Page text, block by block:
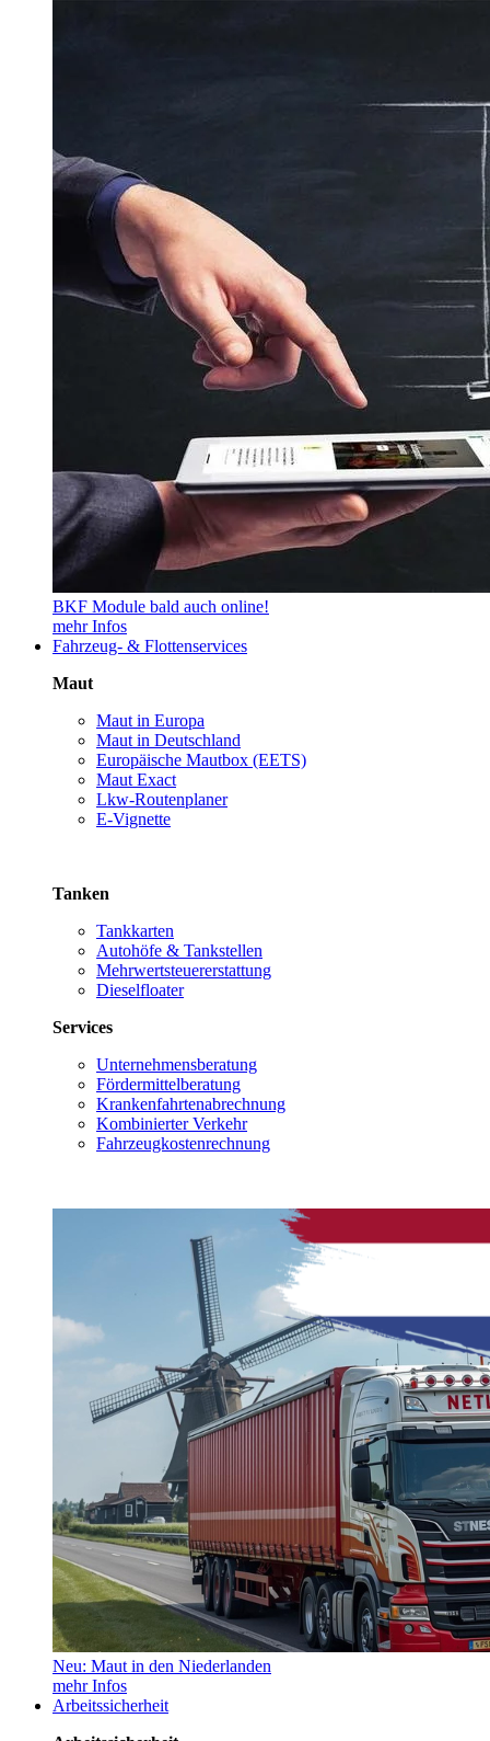
BKF Module bald auch online!
mehr Infos
Fahrzeug- & Flottenservices
Maut
Maut in Europa
Maut in Deutschland
Europäische Mautbox (EETS)
Maut Exact
Lkw-Routenplaner
E-Vignette
Tanken
Tankkarten
Autohöfe & Tankstellen
Mehrwertsteuererstattung
Dieselfloater
Services
Unternehmensberatung
Fördermittelberatung
Krankenfahrtenabrechnung
Kombinierter Verkehr
Fahrzeugkostenrechnung
Neu: Maut in den Niederlanden
mehr Infos
Arbeitssicherheit